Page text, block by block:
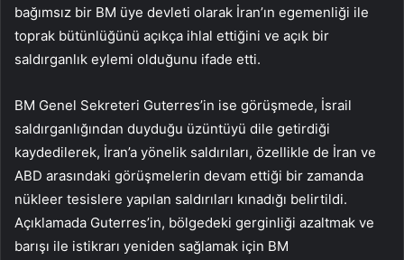
bağımsız bir BM üye devleti olarak İran’ın egemenliği ile
toprak bütünlüğünü açıkça ihlal ettiğini ve açık bir
saldırganlık eylemi olduğunu ifade etti.
BM Genel Sekreteri Guterres’in ise görüşmede, İsrail
saldırganlığından duyduğu üzüntüyü dile getirdiği
kaydedilerek, İran’a yönelik saldırıları, özellikle de İran ve
ABD arasındaki görüşmelerin devam ettiği bir zamanda
nükleer tesislere yapılan saldırıları kınadığı belirtildi.
Açıklamada Guterres’in, bölgedeki gerginliği azaltmak ve
barışı ile istikrarı yeniden sağlamak için BM